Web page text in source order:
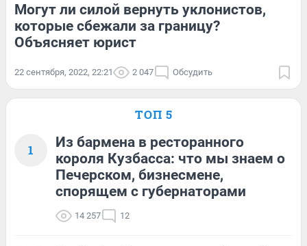
Могут ли силой вернуть уклонистов,
которые сбежали за границу?
Объясняет юрист
22 сентября, 2022, 22:21 2 047 Обсудить
ТОП 5
1
Из бармена в ресторанного
короля Кузбасса: что мы знаем о
Печерском, бизнесмене,
спорящем с губернаторами
14 257 12